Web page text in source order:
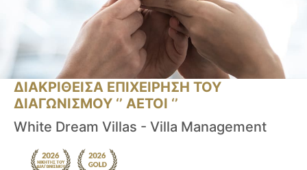
ΔΙΑΚΡΙΘΕΙΣΑ ΕΠΙΧΕΙΡΗΣΗ ΤΟΥ
ΔΙΑΓΩΝΙΣΜΟΥ ‘’ ΑΕΤΟΙ ‘’
White Dream Villas - Villa Management